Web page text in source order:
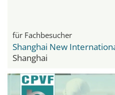
für Fachbesucher
Shanghai